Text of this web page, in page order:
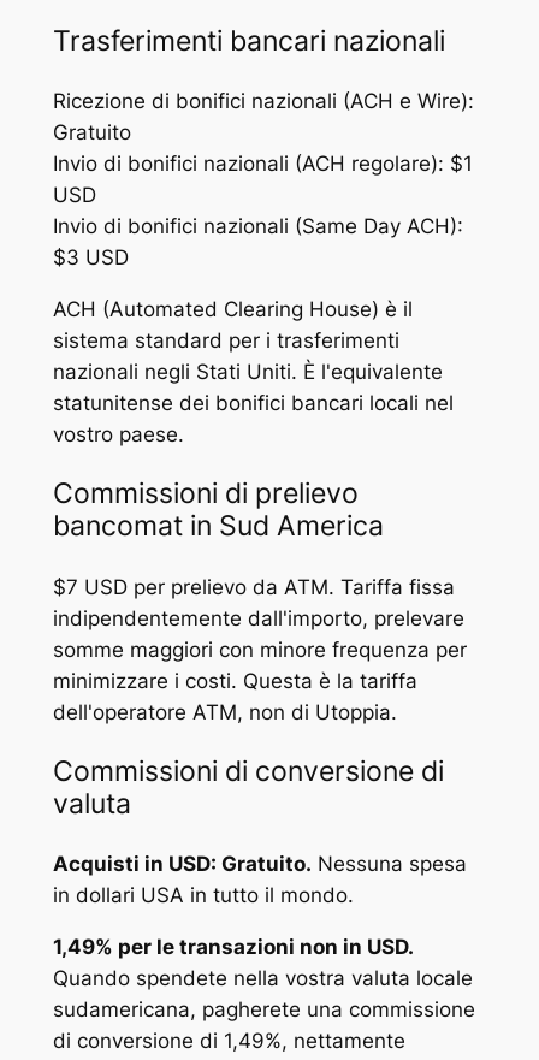
Trasferimenti bancari nazionali
Ricezione di bonifici nazionali (ACH e Wire):
Gratuito
Invio di bonifici nazionali (ACH regolare): $1
USD
Invio di bonifici nazionali (Same Day ACH):
$3 USD
ACH (Automated Clearing House) è il
sistema standard per i trasferimenti
nazionali negli Stati Uniti. È l'equivalente
statunitense dei bonifici bancari locali nel
vostro paese.
Commissioni di prelievo
bancomat in Sud America
$7 USD per prelievo da ATM. Tariffa fissa
indipendentemente dall'importo, prelevare
somme maggiori con minore frequenza per
minimizzare i costi. Questa è la tariffa
dell'operatore ATM, non di Utoppia.
Commissioni di conversione di
valuta
Acquisti in USD: Gratuito. Nessuna spesa
in dollari USA in tutto il mondo.
1,49% per le transazioni non in USD.
Quando spendete nella vostra valuta locale
sudamericana, pagherete una commissione
di conversione di 1,49%, nettamente